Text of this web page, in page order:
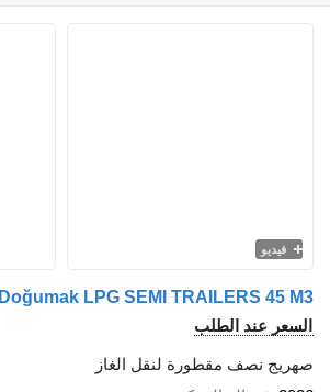
فيديو
Doğumak LPG SEMI TRAILERS 45 M3
السعر عند الطلب
صهريج نصف مقطورة لنقل الغاز